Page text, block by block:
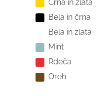
Črna in zlata
Bela in črna
Bela in zlata
Mint
Rdeča
Oreh